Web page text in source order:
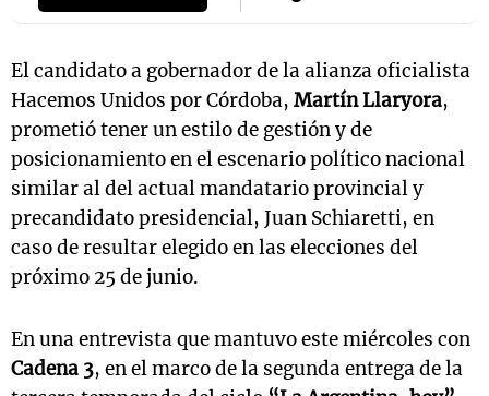
El candidato a gobernador de la alianza oficialista
Hacemos Unidos por Córdoba, Martín Llaryora,
prometió tener un estilo de gestión y de
posicionamiento en el escenario político nacional
similar al del actual mandatario provincial y
precandidato presidencial, Juan Schiaretti, en
caso de resultar elegido en las elecciones del
próximo 25 de junio.
En una entrevista que mantuvo este miércoles con
Cadena 3, en el marco de la segunda entrega de la